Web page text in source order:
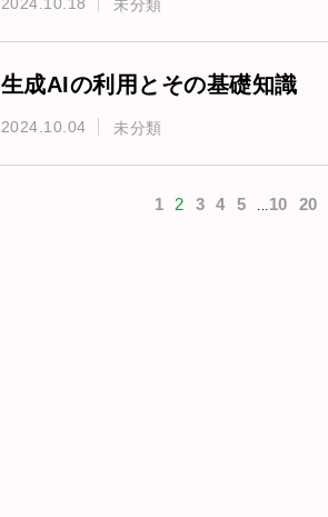
2024.10.18 未分類
生成AIの利用とその基礎知識
2024.10.04 未分類
1 2 3 4 5 ...10 20